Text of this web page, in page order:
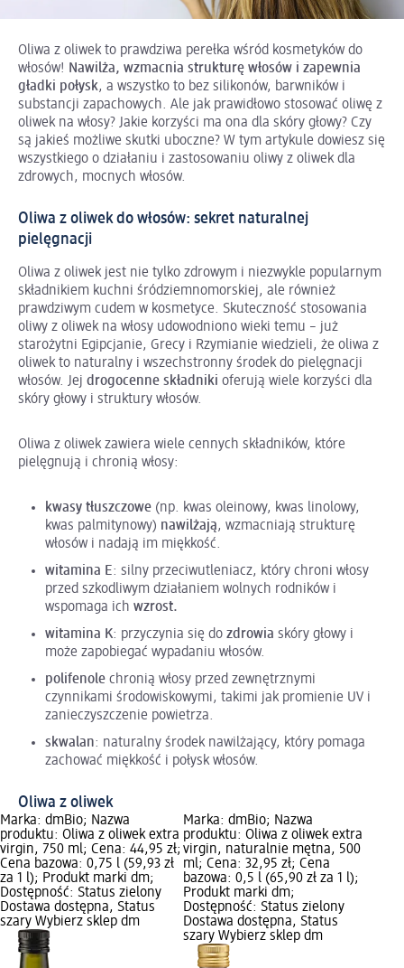
Oliwa z oliwek to prawdziwa perełka wśród kosmetyków do
włosów! Nawilża, wzmacnia strukturę włosów i zapewnia
gładki połysk, a wszystko to bez silikonów, barwników i
substancji zapachowych. Ale jak prawidłowo stosować oliwę z
oliwek na włosy? Jakie korzyści ma ona dla skóry głowy? Czy
są jakieś możliwe skutki uboczne? W tym artykule dowiesz się
wszystkiego o działaniu i zastosowaniu oliwy z oliwek dla
zdrowych, mocnych włosów.
Oliwa z oliwek do włosów: sekret naturalnej
pielęgnacji
Oliwa z oliwek jest nie tylko zdrowym i niezwykle popularnym
składnikiem kuchni śródziemnomorskiej, ale również
prawdziwym cudem w kosmetyce. Skuteczność stosowania
oliwy z oliwek na włosy udowodniono wieki temu – już
starożytni Egipcjanie, Grecy i Rzymianie wiedzieli, że oliwa z
oliwek to naturalny i wszechstronny środek do pielęgnacji
włosów. Jej drogocenne składniki oferują wiele korzyści dla
skóry głowy i struktury włosów.
Oliwa z oliwek zawiera wiele cennych składników, które
pielęgnują i chronią włosy:
kwasy tłuszczowe (np. kwas oleinowy, kwas linolowy,
kwas palmitynowy) nawilżają, wzmacniają strukturę
włosów i nadają im miękkość.
witamina E: silny przeciwutleniacz, który chroni włosy
przed szkodliwym działaniem wolnych rodników i
wspomaga ich wzrost.
witamina K: przyczynia się do zdrowia skóry głowy i
może zapobiegać wypadaniu włosów.
polifenole chronią włosy przed zewnętrznymi
czynnikami środowiskowymi, takimi jak promienie UV i
zanieczyszczenie powietrza.
skwalan: naturalny środek nawilżający, który pomaga
zachować miękkość i połysk włosów.
Oliwa z oliwek
Marka: dmBio; Nazwa
produktu: Oliwa z oliwek extra
virgin, 750 ml; Cena: 44,95 zł;
Cena bazowa: 0,75 l (59,93 zł
za 1 l); Produkt marki dm;
Dostępność: Status zielony
Dostawa dostępna, Status
szary Wybierz sklep dm
Marka: dmBio; Nazwa
produktu: Oliwa z oliwek extra
virgin, naturalnie mętna, 500
ml; Cena: 32,95 zł; Cena
bazowa: 0,5 l (65,90 zł za 1 l);
Produkt marki dm;
Dostępność: Status zielony
Dostawa dostępna, Status
szary Wybierz sklep dm